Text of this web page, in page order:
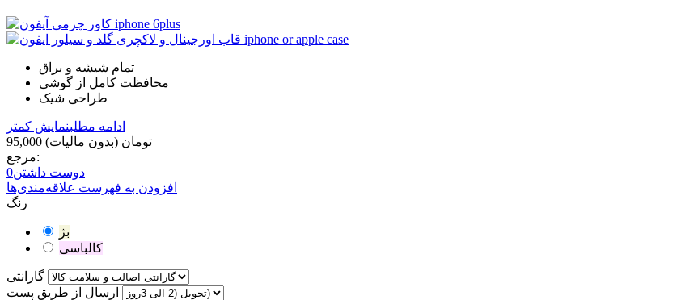
تمام شیشه و براق
محافظت کامل از گوشی
طراحی شیک
ادامه مطلبنمایش کمتر
95,000 تومان (بدون مالیات)
مرجع:
دوست داشتن0
افزودن به فهرست علاقه‌مندی‌ها
رنگ
بژ
کالباسی
گارانتی
ارسال از طریق پست